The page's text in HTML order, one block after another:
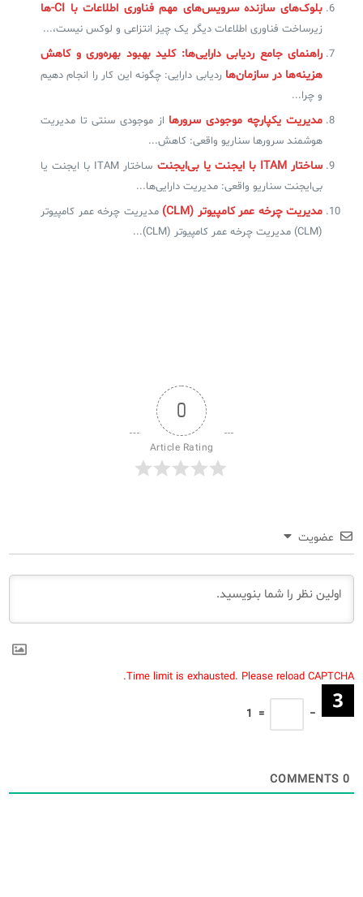
بلوک‌های سازنده سرویس‌های مهم فناوری اطلاعات با CI-ها
زیرساخت فناوری اطلاعات دیگر یک چیز انتزاعی و لوکس نیست،...
راهنمای جامع ردیابی دارایی‌ها: کلید بهبود بهره‌وری و کاهش
هزینه‌ها در سازمان‌ها ردیابی دارایی: چگونه این کار را انجام دهیم
و چرا...
مدیریت یکپارچه موجودی سرورها از موجودی سنتی تا مدیریت
هوشمند سرورها سناریو واقعی: کاهش...
ساختار ITAM با ایجنت یا بی‌ایجنت
ساختار ITAM با ایجنت یا
بی‌ایجنت سناریو واقعی: مدیریت دارایی‌ها...
مدیریت چرخه عمر کامپیوتر (CLM)
مدیریت چرخه عمر کامپیوتر
(CLM) مدیریت چرخه عمر کامپیوتر (CLM)...
0
Article Rating
عضویت
Time limit is exhausted. Please reload CAPTCHA.
−
=
1
0
◉
ManageEngine Malware Protection Plus
سامانه مدیریت دسترسی ممتاز
سامانه مدیریت و مانیتورینگ شبکه